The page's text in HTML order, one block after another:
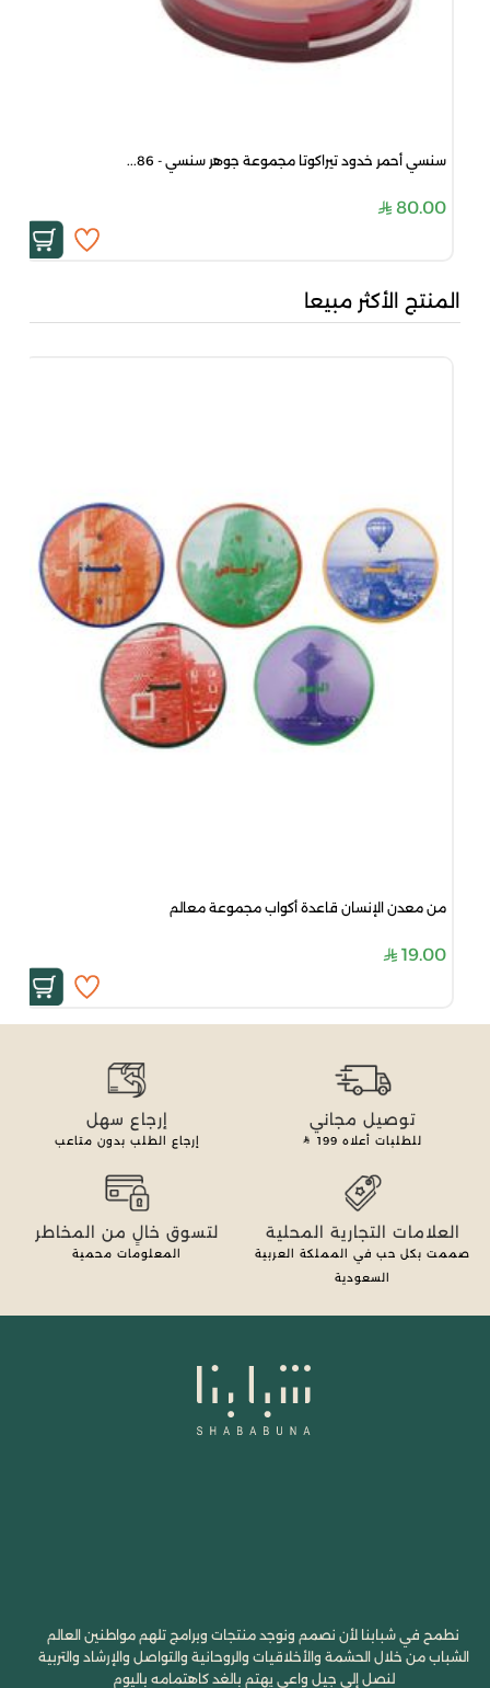
سنسي أحمر خدود تيراكوتا مجموعة جوهر سنسي - 86...
80.00
المنتج الأكثر مبيعا
من معدن الإنسان قاعدة أكواب مجموعة معالم
19.00
توصيل مجاني
للطلبات أعلاه 199
إرجاع سهل
إرجاع الطلب بدون متاعب
العلامات التجارية المحلية
صممت بكل حب في المملكة العربية
السعودية
لتسوق خالٍ من المخاطر
المعلومات محمية
نطمح في شبابنا لأن نصمم ونوجد منتجات وبرامج تلهم مواطنين العالم
الشباب من خلال الحشمة والأخلاقيات والروحانية والتواصل والإرشاد والتربية
لنصل إلى جيل واعي يهتم بالغد كاهتمامه باليوم